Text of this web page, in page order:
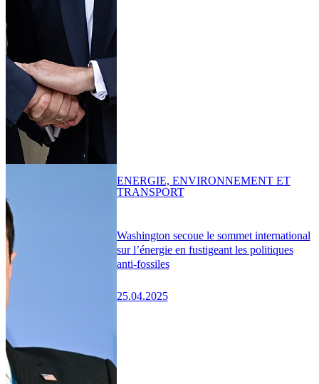
Washington secoue le sommet international
sur l’énergie en fustigeant les politiques
anti-fossiles
25.04.2025
ENERGIE, ENVIRONNEMENT ET
TRANSPORT